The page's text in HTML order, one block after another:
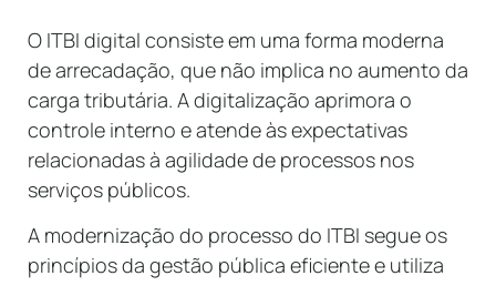
O ITBI digital consiste em uma forma moderna
de arrecadação, que não implica no aumento da
carga tributária. A digitalização aprimora o
controle interno e atende às expectativas
relacionadas à agilidade de processos nos
serviços públicos.
A modernização do processo do ITBI segue os
princípios da gestão pública eficiente e utiliza